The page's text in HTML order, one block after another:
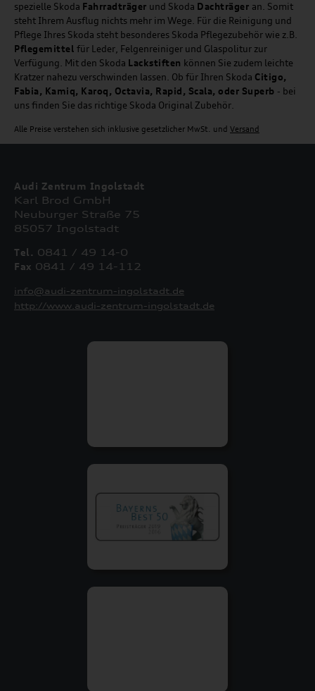
spezielle Skoda Fahrradträger und Skoda Dachträger an. Somit
steht Ihrem Ausflug nichts mehr im Wege. Für die Reinigung und
Pflege Ihres Skoda steht besonderes Skoda Pflegezubehör wie z.B.
Pflegemittel für Leder, Felgenreiniger und Glaspolitur zur
Verfügung. Mit den Skoda Lackstiften können Sie zudem leichte
Kratzer nahezu verschwinden lassen. Ob für Ihren Skoda Citigo,
Fabia, Kamiq, Karoq, Octavia, Rapid, Scala, oder Superb - bei
uns finden Sie das richtige Skoda Original Zubehör.
Alle Preise verstehen sich inklusive gesetzlicher MwSt. und Versand
Audi Zentrum Ingolstadt
Karl Brod GmbH
Neuburger Straße 75
85057 Ingolstadt
Tel. 0841 / 49 14-0
Fax 0841 / 49 14-112
info@audi-zentrum-ingolstadt.de
http://www.audi-zentrum-ingolstadt.de